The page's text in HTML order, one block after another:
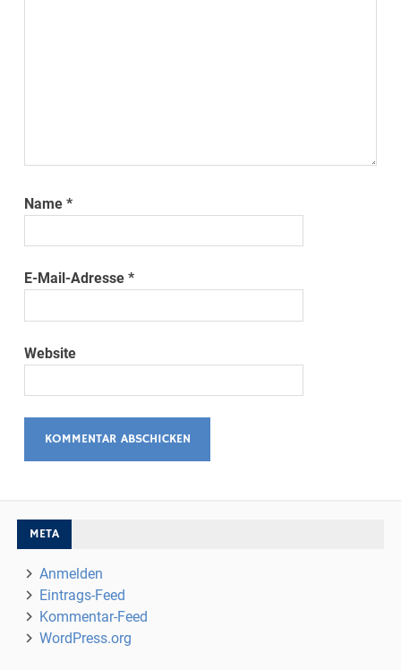
Name*
E-Mail-Adresse*
Website
META
Anmelden
Eintrags-Feed
Kommentar-Feed
WordPress.org